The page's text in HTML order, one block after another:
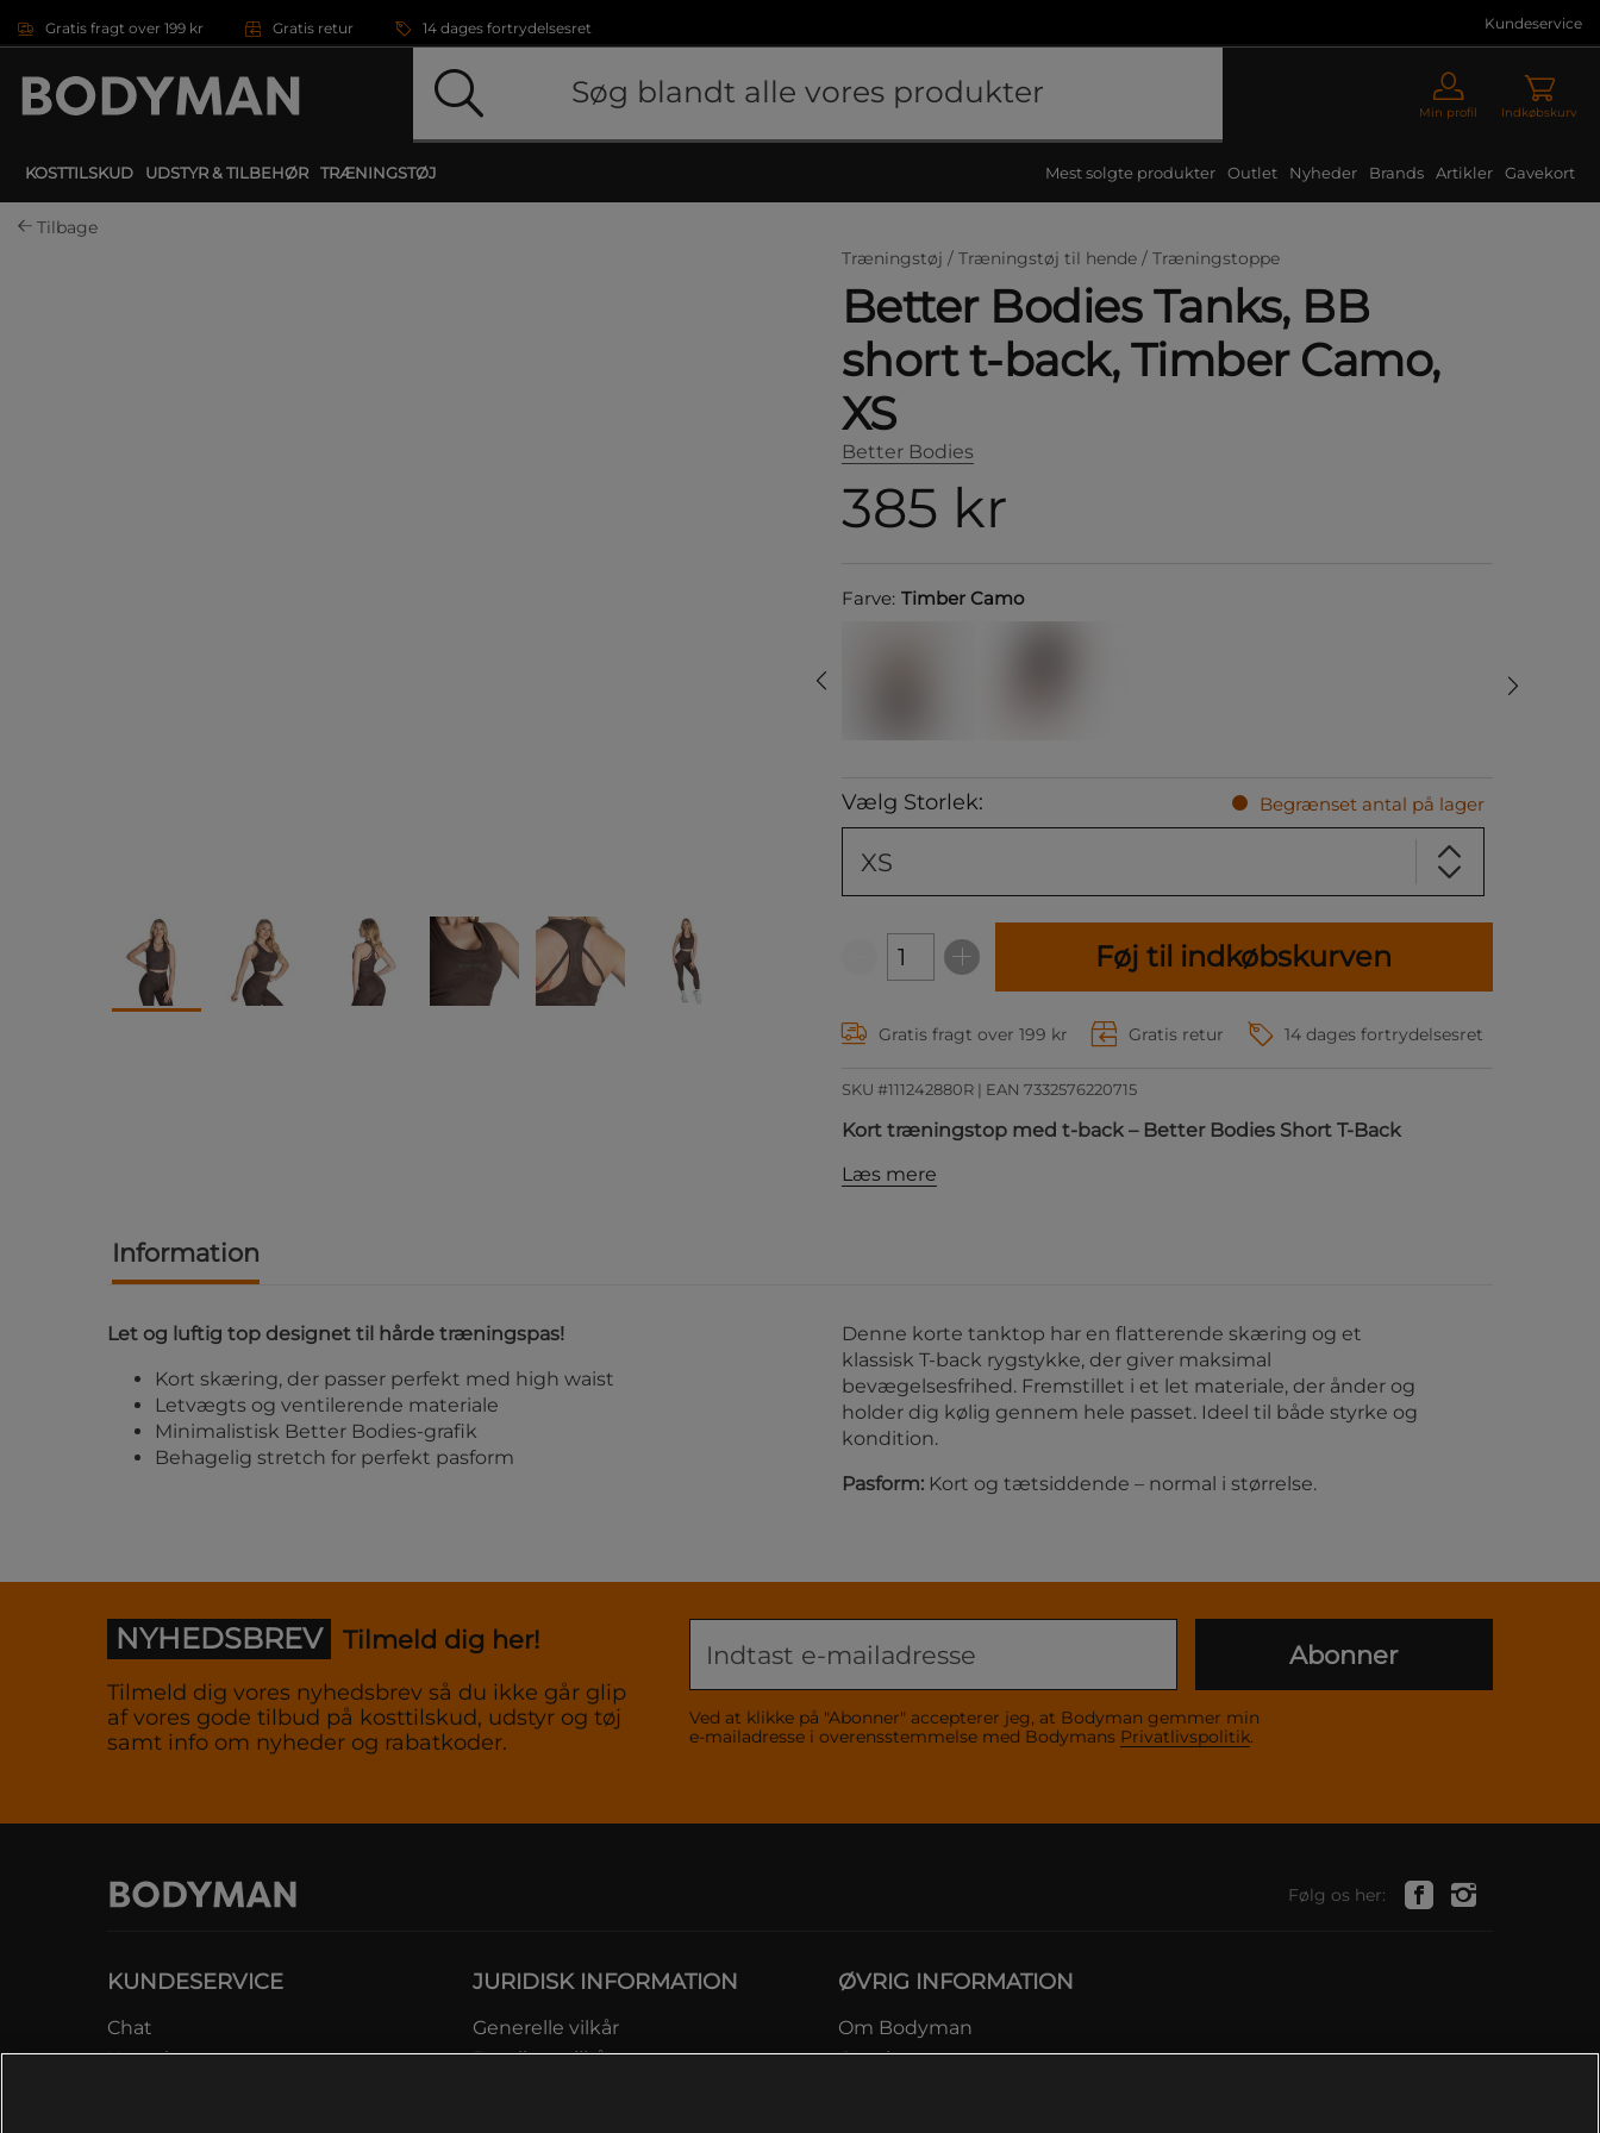
Gratis fragt over 199 kr Gratis retur 14 dages fortrydelsesret Kundeservice
Min profil Indkøbskurv
KOSTTILSKUD UDSTYR & TILBEHØR TRÆNINGSTØJ Mest solgte produkter Outlet Nyheder Brands Artikler Gavekort
Tilbage
Træningstøj / Træningstøj til hende / Træningstoppe
Better Bodies Tanks, BB
short t-back, Timber Camo,
XS
Better Bodies
385 kr
Farve: Timber Camo
Vælg Storlek: Begrænset antal på lager
XS
Føj til indkøbskurven
Gratis fragt over 199 kr Gratis retur 14 dages fortrydelsesret
SKU #111242880R | EAN 7332576220715
Kort træningstop med t-back – Better Bodies Short T-Back
Læs mere
Information
Let og luftig top designet til hårde træningspas!
Kort skæring, der passer perfekt med high waist
Letvægts og ventilerende materiale
Minimalistisk Better Bodies-grafik
Behagelig stretch for perfekt pasform
Denne korte tanktop har en flatterende skæring og et
klassisk T-back rygstykke, der giver maksimal
bevægelsesfrihed. Fremstillet i et let materiale, der ånder og
holder dig kølig gennem hele passet. Ideel til både styrke og
kondition.
Pasform:Kort og tætsiddende – normal i størrelse.
NYHEDSBREV Tilmeld dig her!
Tilmeld dig vores nyhedsbrev så du ikke går glip
af vores gode tilbud på kosttilskud, udstyr og tøj
samt info om nyheder og rabatkoder.
Ved at klikke på "Abonner" accepterer jeg, at Bodyman gemmer min
e-mailadresse i overensstemmelse med Bodymans Privatlivspolitik.
Abonner
Følg os her:
KUNDESERVICE
Chat
Kontakt
JURIDISK INFORMATION
Generelle vilkår
Betalingsvilkår
ØVRIG INFORMATION
Om Bodyman
Gavekort